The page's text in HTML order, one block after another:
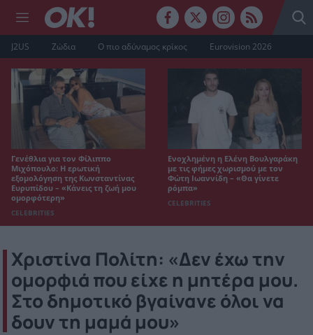
J2US Ζώδια Ο πιο αδύναμος κρίκος Eurovision 2026
Γενέθλια για τον Φίλιππο
Μιχόπουλο: Η ερωτική
εξομολόγηση της Κωνσταντίνας
Ευρυπίδου – «Κάνεις τη ζωή μου
ομορφότερη»
CELEBRITIES
Ενοχλημένη η Ελένη Βουλγαράκη
με τις φήμες χωρισμού με τον
Φώτη Ιωαννίδη – «Θα γίνετε
ρόμπα»
CELEBRITIES
Χριστίνα Πολίτη: «Δεν έχω την
ομορφιά που είχε η μητέρα μου.
Στο δημοτικό βγαίνανε όλοι να
δουν τη μαμά μου»